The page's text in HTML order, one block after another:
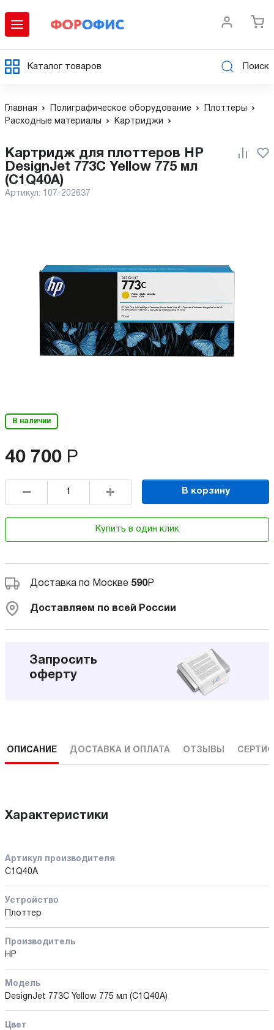
Каталог товаров Поиск
Главная Полиграфическое оборудование
Плоттеры
Расходные материалы
Картриджи
Картридж для плоттеров HP
DesignJet 773C Yellow 775 мл
(C1Q40A)
Артикул: 107-202637
В наличии
40 700 Р
В корзину
Купить в один клик
Доставка по Москве 590Р
Доставляем по всей России
Запросить
оферту
ОПИСАНИЕ ДОСТАВКА И ОПЛАТА ОТЗЫВЫ
Характеристики
Артикул производителя
C1Q40A
Устройство
Плоттер
Производитель
HP
Модель
DesignJet 773C Yellow 775 мл (C1Q40A)
Цвет